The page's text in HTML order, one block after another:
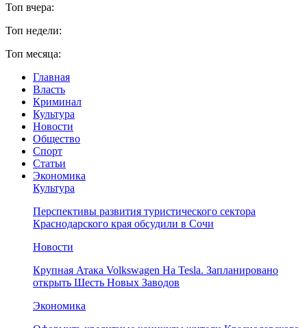
Топ вчера:
Топ недели:
Топ месяца:
Главная
Власть
Криминал
Культура
Новости
Общество
Спорт
Статьи
Экономика
Культура
Перспективы развития туристического сектора
Краснодарского края обсудили в Сочи
Новости
Крупная Атака Volkswagen На Tesla. Запланировано
открыть Шесть Новых Заводов
Экономика